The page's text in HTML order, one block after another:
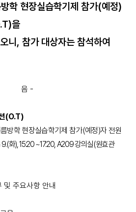
학 현장실습학기제 참가(예정)
을
니 , 참가 대상자는 참석하여
음 -
(O.T)
방학 현장실습학기제 참가(예정)자 전원
화), 15:20 ~17:20, A209강의실(원효관
및 주요사항 안내